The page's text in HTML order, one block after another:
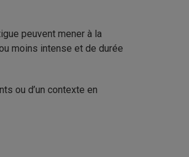
peuvent mener à la
moins intense et de durée
ou d’un contexte en